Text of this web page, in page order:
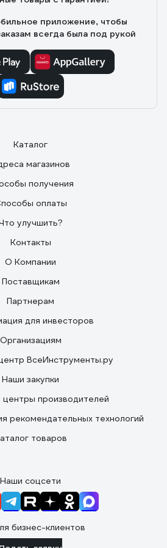
приложение, чтобы
всегда была под рукой
Каталог
магазинов
получения
оплаты
улучшить?
Контакты
О Компании
Поставщикам
Партнерам
для инвесторов
Организациям
ВсеИнструменты.ру
Наши закупки
производителей
рекомендательных технологий
товаров
Наши соцсети
бизнес-клиентов